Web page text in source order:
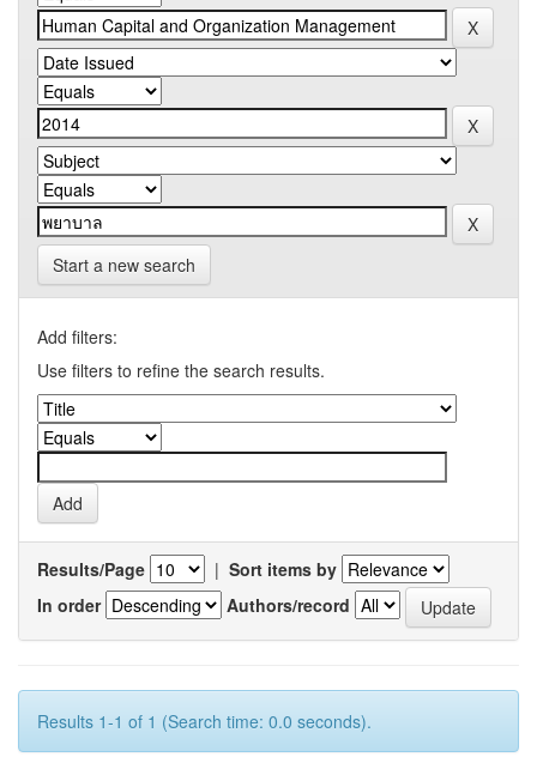
Start a new search
Add filters:
Use filters to refine the search results.
Results/Page | Sort items by
In order
Authors/record
Results 1-1 of 1 (Search time: 0.0 seconds).